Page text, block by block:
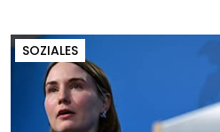
SOZIALES